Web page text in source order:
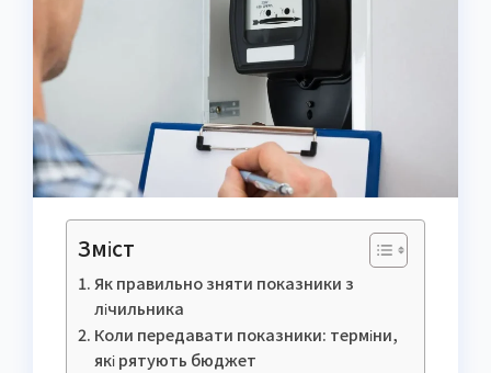
Зміст
Як правильно зняти показники з
лічильника
Коли передавати показники: терміни,
які рятують бюджет